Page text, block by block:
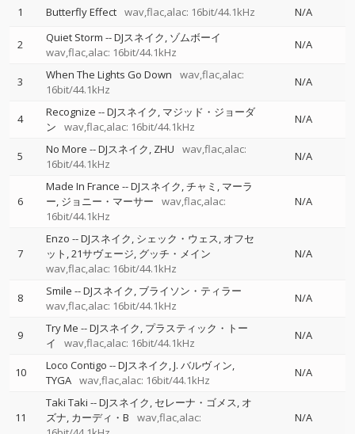
1 Butterfly Effect wav,flac,alac: 16bit/44.1kHz N/A
2 Quiet Storm --DJスネイク ゾムボーイ
wav,flac,alac: 16bit/44.1kHz
N/A
3 When The Lights Go Down
wav,flac,alac:
16bit/44.1kHz
N/A
4 Recognize --DJスネイク マジッド・ジョーダ
ン
wav,flac,alac: 16bit/44.1kHz
N/A
5 No More --DJスネイク ZHU
wav,flac,alac:
16bit/44.1kHz
N/A
6
Made In France --DJスネイク チャミ
マーラ
ー ジョニー・マーサー
wav,flac,alac:
16bit/44.1kHz
N/A
7
Enzo --DJスネイク シェック・ウェス オフセ
ット 21サヴェージ グッチ・メイン
wav,flac,alac: 16bit/44.1kHz
N/A
8 Smile --DJスネイク ブライソン・ティラー
wav,flac,alac: 16bit/44.1kHz
N/A
9 Try Me --DJスネイク プラスティック・トー
イ
wav,flac,alac: 16bit/44.1kHz
N/A
10 Loco Contigo --DJスネイク J. バルヴィン
TYGA wav,flac,alac: 16bit/44.1kHz
N/A
11
Taki Taki --DJスネイク セレーナ・ゴメス オ
ズナ カーディ・B
wav,flac,alac:
N/A